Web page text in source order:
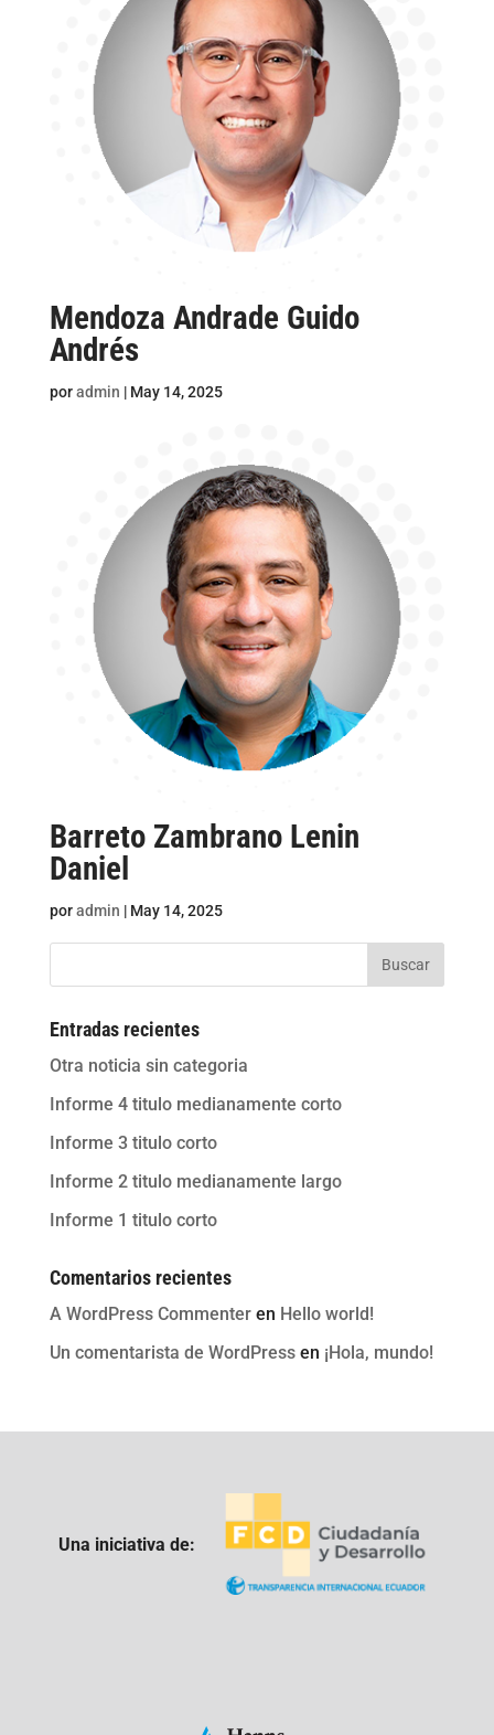
Mendoza Andrade Guido
Andrés
poradmin | May 14, 2025
Barreto Zambrano Lenin
Daniel
poradmin | May 14, 2025
Buscar
Entradas recientes
Otra noticia sin categoria
Informe 4 titulo medianamente corto
Informe 3 titulo corto
Informe 2 titulo medianamente largo
Informe 1 titulo corto
Comentarios recientes
A WordPress Commenteren Hello world!
Un comentarista de WordPressen ¡Hola, mundo!
Una iniciativa de: